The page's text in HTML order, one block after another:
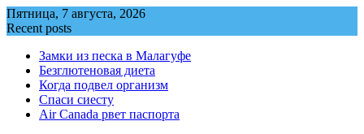
Перейти
к
Пятница, 7 августа, 2026
Recent posts
Замки из песка в Малагуфе
Безглютеновая диета
Когда подвел организм
Спаси сиесту
Air Canada рвет паспорта